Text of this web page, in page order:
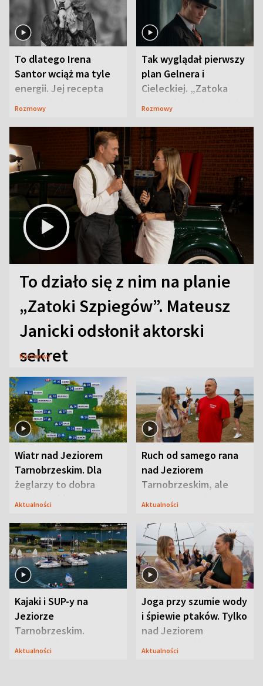
To dlatego Irena
Santor wciąż ma tyle
energii. Jej recepta
jest zaskakująco
Rozmowy
Tak wyglądał pierwszy
plan Gelnera i
Cieleckiej. „Zatoka
szpiegów” od razu ich
Rozmowy
To działo się z nim na planie
„Zatoki Szpiegów”. Mateusz
Janicki odsłonił aktorski
sekret
Rozmowy
Wiatr nad Jeziorem
Tarnobrzeskim. Dla
żeglarzy to dobra
wiadomość
Aktualności
Ruch od samego rana
nad Jeziorem
Tarnobrzeskim, ale
ważna jest jedna
Aktualności
Kajaki i SUP-y na
Jeziorze
Tarnobrzeskim.
Przyrodnicy zwracają
Aktualności
Joga przy szumie wody
i śpiewie ptaków. Tylko
nad Jeziorem
Tarnobrzeskim
Aktualności